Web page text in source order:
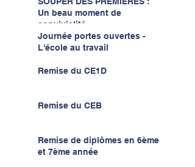
Un beau moment de
convivialité...
Journée portes ouvertes -
L'école au travail
Remise du CE1D
Remise du CEB
Remise de diplômes en 6ème
et 7ème année